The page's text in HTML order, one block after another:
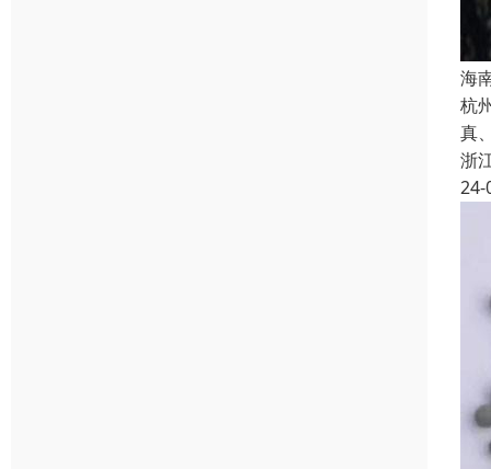
海
杭
真
浙
24-